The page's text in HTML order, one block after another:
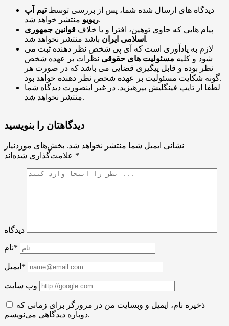
دیدگاه های ارسال شده شما، پس از بررسی توسطتیم اَپ
ریویومنتشر خواهد شد.
پیام هایی که حاوی توهین، افترا و یا خلاف قوانین جمهوری
اسلامی ایران باشد منتشر نخواهد شد.
لازم به یادآوری است که آی پی شخص نظر دهنده ثبت می
شود و کلیه مسئولیت های حقوقی نظرات بر عهده شخص
نظر بوده و قابل پیگیری قضایی می باشد که در صورت هر
گونه شکایت مسئولیت بر عهده شخص نظر دهنده خواهد بود.
لطفا از تایپ فینگلیش بپرهیزید. در غیر اینصورت دیدگاه شما
منتشر نخواهد شد.
دیدگاهتان را بنویسید
نشانی ایمیل شما منتشر نخواهد شد. بخش‌های موردنیاز
*
دیدگاه
نام*
ایمیل*
وب سایت
ذخیره نام، ایمیل و وبسایت من در مرورگر برای زمانی که
دوباره دیدگاهی می‌نویسم.